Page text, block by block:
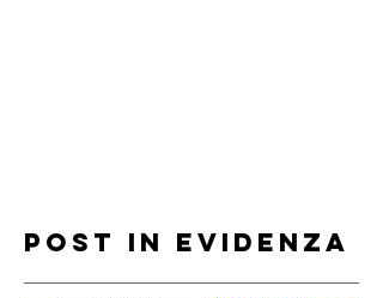
Post in evidenza